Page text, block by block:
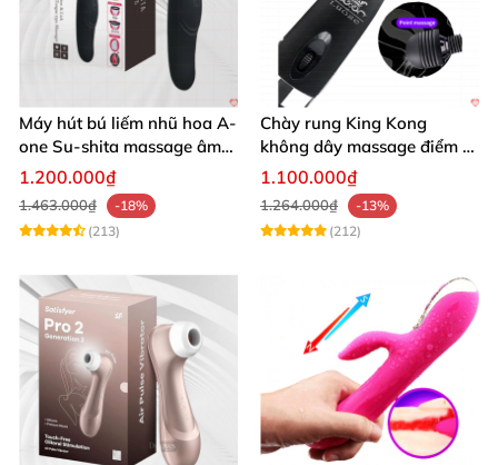
Máy hút bú liếm nhũ hoa A-
one Su-shita massage âm
đạo độc đáo
1.200.000₫
1.463.000₫
-18%
(213)
Chày rung King Kong
không dây massage điểm G
sạc USB tiện lợi cao cấp
1.100.000₫
1.264.000₫
-13%
(212)